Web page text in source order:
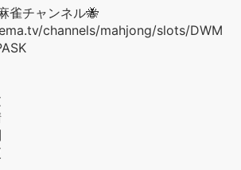
雀チャンネル🐝
channels/mahjong/slots/DWM